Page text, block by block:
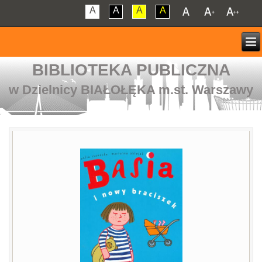
A A A A
BIBLIOTEKA PUBLICZNA
w Dzielnicy BIAŁOŁĘKA m.st. Warszawy